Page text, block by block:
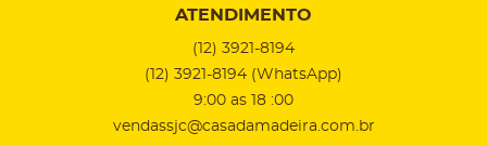
ATENDIMENTO
(12) 3921-8194
(12) 3921-8194 (WhatsApp)
9:00 as 18 :00
vendassjc@casadamadeira.com.br